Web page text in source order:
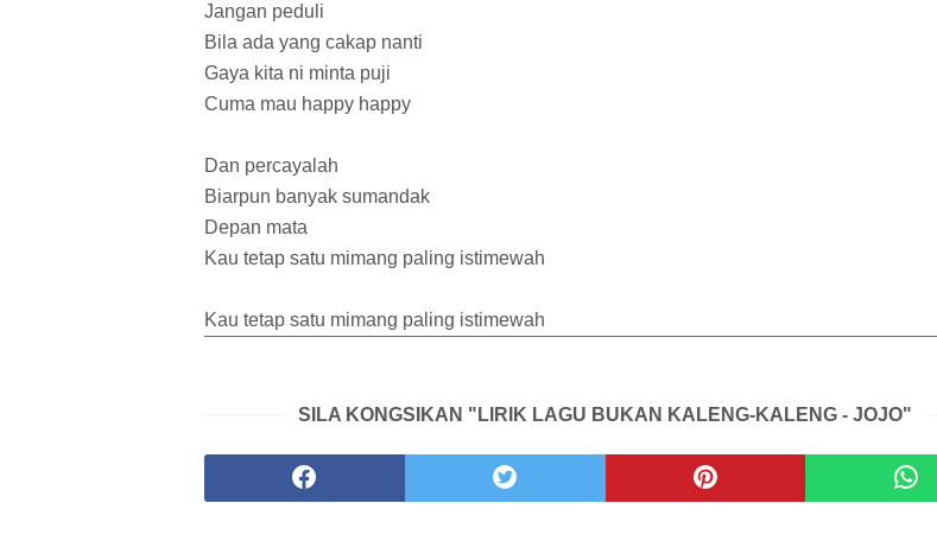
Jangan peduli
Bila ada yang cakap nanti
Gaya kita ni minta puji
Cuma mau happy happy
Dan percayalah
Biarpun banyak sumandak
Depan mata
Kau tetap satu mimang paling istimewah
Kau tetap satu mimang paling istimewah
SILA KONGSIKAN "LIRIK LAGU BUKAN KALENG-KALENG - JOJO"